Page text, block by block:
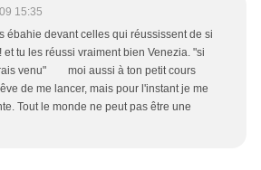
15:35
ébahie devant celles qui réussissent de si
et tu les réussi vraiment bien Venezia. "si
venu" moi aussi à ton petit cours
de me lancer, mais pour l'instant je me
Tout le monde ne peut pas être une